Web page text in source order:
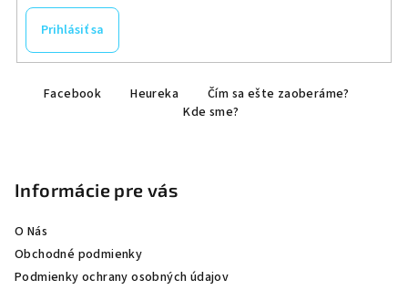
Prihlásiť sa
Facebook Heureka
Čím sa ešte zaoberáme?
Kde sme?
Informácie pre vás
O Nás
Obchodné podmienky
Podmienky ochrany osobných údajov